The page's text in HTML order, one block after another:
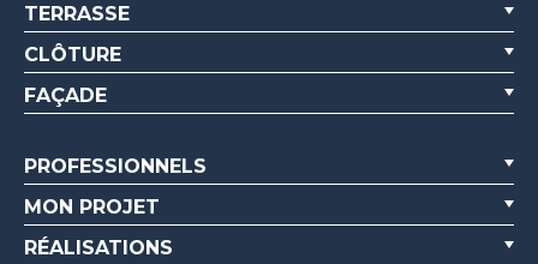
TERRASSE
CLÔTURE
FAÇADE
PROFESSIONNELS
MON PROJET
RÉALISATIONS